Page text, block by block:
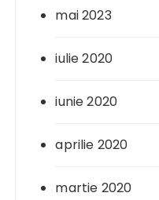
mai 2023
iulie 2020
iunie 2020
aprilie 2020
martie 2020